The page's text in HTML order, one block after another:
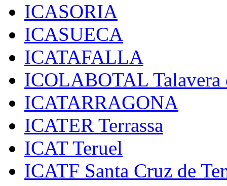
ICASORIA
ICASUECA
ICATAFALLA
ICOLABOTAL Talavera
ICATARRAGONA
ICATER Terrassa
ICAT Teruel
ICATF Santa Cruz de